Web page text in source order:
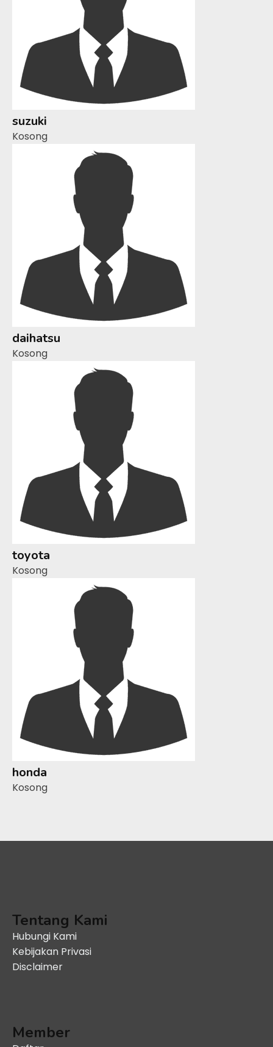
suzuki
Kosong
daihatsu
Kosong
toyota
Kosong
honda
Kosong
Tentang Kami
Hubungi Kami
Kebijakan Privasi
Disclaimer
Member